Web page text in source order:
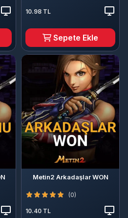
10.98 TL
Sepete Ekle
Metin2 Arkadaşlar WON
(0)
10.40 TL